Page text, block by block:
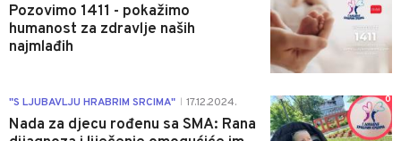
Pozovimo 1411 - pokažimo
humanost za zdravlje naših
najmlađih
"S LJUBAVLJU HRABRIM SRCIMA" 17.12.2024.
Nada za djecu rođenu sa SMA: Rana
0